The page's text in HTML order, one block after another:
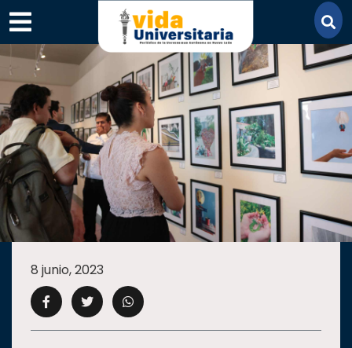
×
SECCIONES
ACADEMIA
CAMPUS UANL
8 junio, 2023